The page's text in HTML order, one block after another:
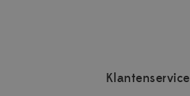
Klantenservice